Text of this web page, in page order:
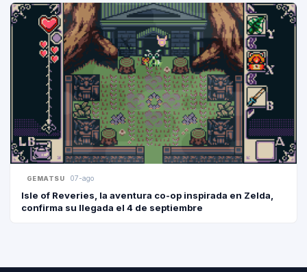
GEMATSU 07-ago
Isle of Reveries, la aventura co-op inspirada en Zelda,
confirma su llegada el 4 de septiembre